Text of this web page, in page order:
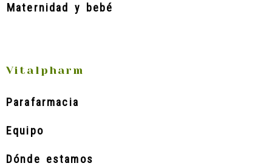
Maternidad y bebé
Vitalpharm
Parafarmacia
Equipo
Dónde estamos